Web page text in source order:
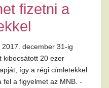
fizetni a
december 31-ig
kibocsátott 20 ezer
így a régi címletekkel
a figyelmet az MNB. -